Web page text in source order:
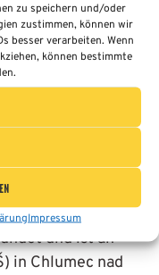
zu speichern und/oder
zustimmen, können wir
besser verarbeiten. Wenn
können bestimmte
Impressum
NAD
und ist an
in Chlumec nad